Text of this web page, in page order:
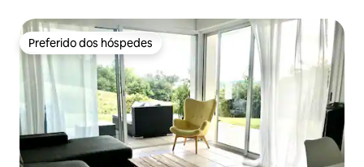
Preferido dos hóspedes
Preferido dos hóspedes